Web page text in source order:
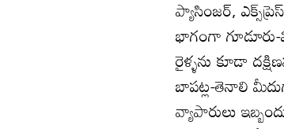
ప్యాసింజర్‌,
భాగంగా
రైళ్ళను కూడా
బాపట్ల-తెనాలి
వ్యాపారులు